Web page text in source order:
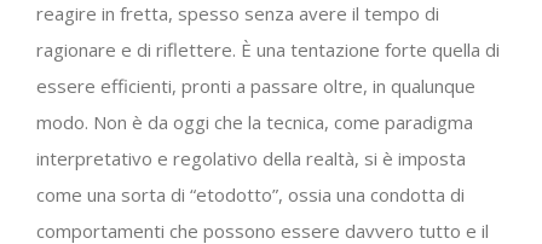
reagire in fretta, spesso senza avere il tempo di
ragionare e di riflettere. È una tentazione forte quella di
essere efficienti, pronti a passare oltre, in qualunque
modo. Non è da oggi che la tecnica, come paradigma
interpretativo e regolativo della realtà, si è imposta
come una sorta di “etodotto”, ossia una condotta di
comportamenti che possono essere davvero tutto e il